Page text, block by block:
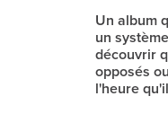
Un album
un
découvrir
opposés
l'heure